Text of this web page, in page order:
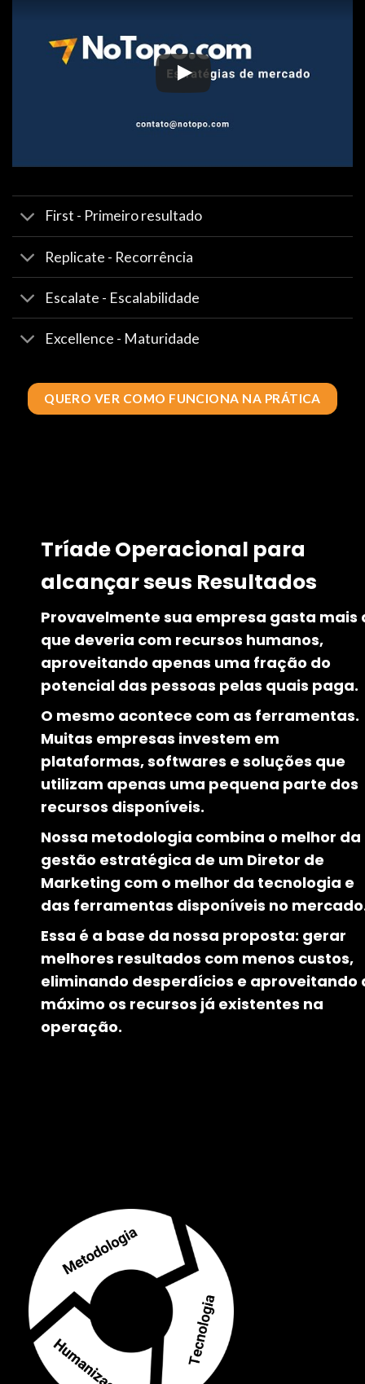
First - Primeiro resultado
Replicate - Recorrência
Escalate - Escalabilidade
Excellence - Maturidade
QUERO VER COMO FUNCIONA NA PRÁTICA
Tríade Operacional para
alcançar seus Resultados
Provavelmente sua empresa gasta mais
que deveria com recursos humanos,
aproveitando apenas uma fração do
potencial das pessoas pelas quais paga.
O mesmo acontece com as ferramentas.
Muitas empresas investem em
plataformas, softwares e soluções que
utilizam apenas uma pequena parte dos
recursos disponíveis.
Nossa metodologia combina o melhor da
gestão estratégica de um Diretor de
Marketing com o melhor da tecnologia e
das ferramentas disponíveis no
Essa é a base da nossa proposta: gerar
melhores resultados com menos custos,
eliminando desperdícios e aproveitando
máximo os recursos já existentes na
operação.